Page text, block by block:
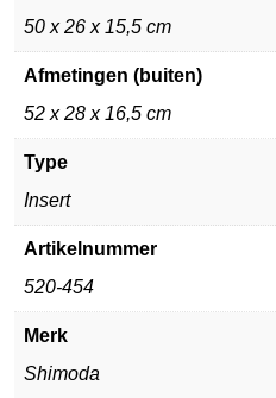
50 x 26 x 15,5 cm
Afmetingen (buiten)
52 x 28 x 16,5 cm
Type
Insert
Artikelnummer
520-454
Merk
Shimoda